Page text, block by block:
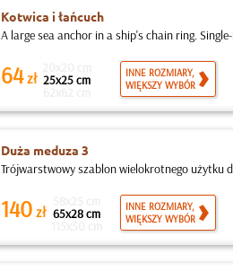
Kotwica i łańcuch
A large sea anchor in a ship's chain ring.
64zł 25x25 cm
INNE ROZMIARY,
WIĘKSZY WYBÓR
Duża meduza 3
Trójwarstwowy szablon wielokrotnego użytku
140zł 65x28 cm
INNE ROZMIARY,
WIĘKSZY WYBÓR